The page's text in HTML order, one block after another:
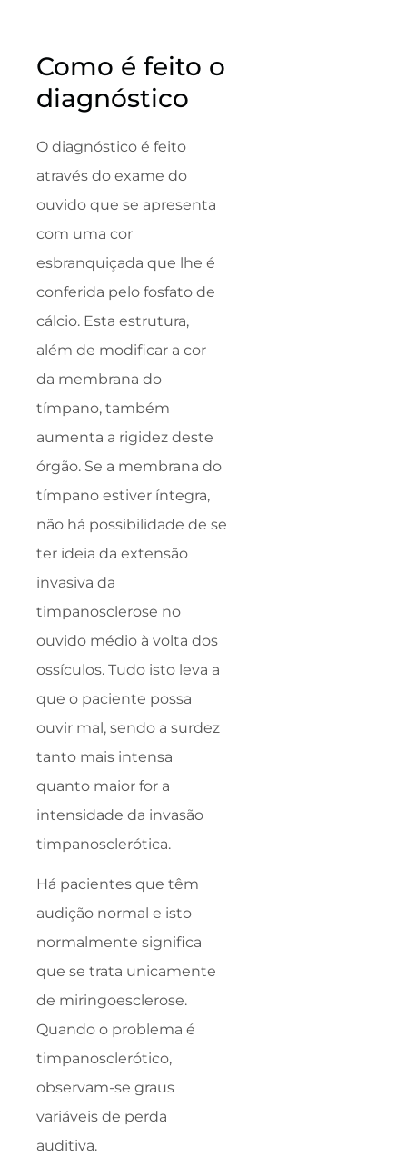
Como é feito o
diagnóstico
O diagnóstico é feito
através do exame do
ouvido que se apresenta
com uma cor
esbranquiçada que lhe é
conferida pelo fosfato de
cálcio. Esta estrutura,
além de modificar a cor
da membrana do
tímpano, também
aumenta a rigidez deste
órgão. Se a membrana do
tímpano estiver íntegra,
não há possibilidade de se
ter ideia da extensão
invasiva da
timpanosclerose no
ouvido médio à volta dos
ossículos. Tudo isto leva a
que o paciente possa
ouvir mal, sendo a surdez
tanto mais intensa
quanto maior for a
intensidade da invasão
timpanosclerótica.
Há pacientes que têm
audição normal e isto
normalmente significa
que se trata unicamente
de miringoesclerose.
Quando o problema é
timpanosclerótico,
observam-se graus
variáveis de perda
auditiva.